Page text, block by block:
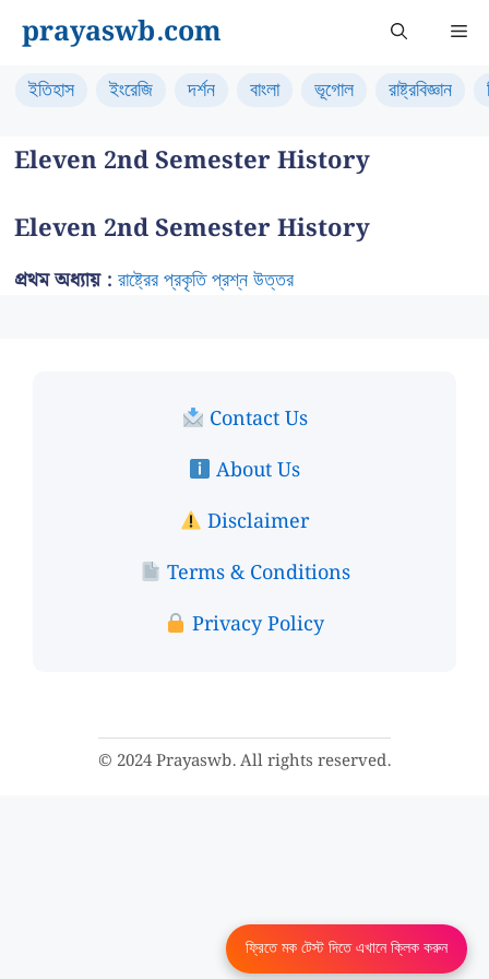
content
prayaswb.com
ইতিহাস ইংরেজি দর্শন বাংলা ভূগোল রাষ্ট্রবিজ্ঞান
Eleven 2nd Semester History
Eleven 2nd Semester History
প্রথম অধ্যায় : রাষ্ট্রের প্রকৃতি প্রশ্ন উত্তর
Contact Us
About Us
Disclaimer
Terms & Conditions
Privacy Policy
© 2024 Prayaswb. All rights reserved.
ফ্রিতে মক টেস্ট দিতে এখানে ক্লিক করুন